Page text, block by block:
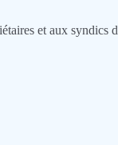
et aux syndics